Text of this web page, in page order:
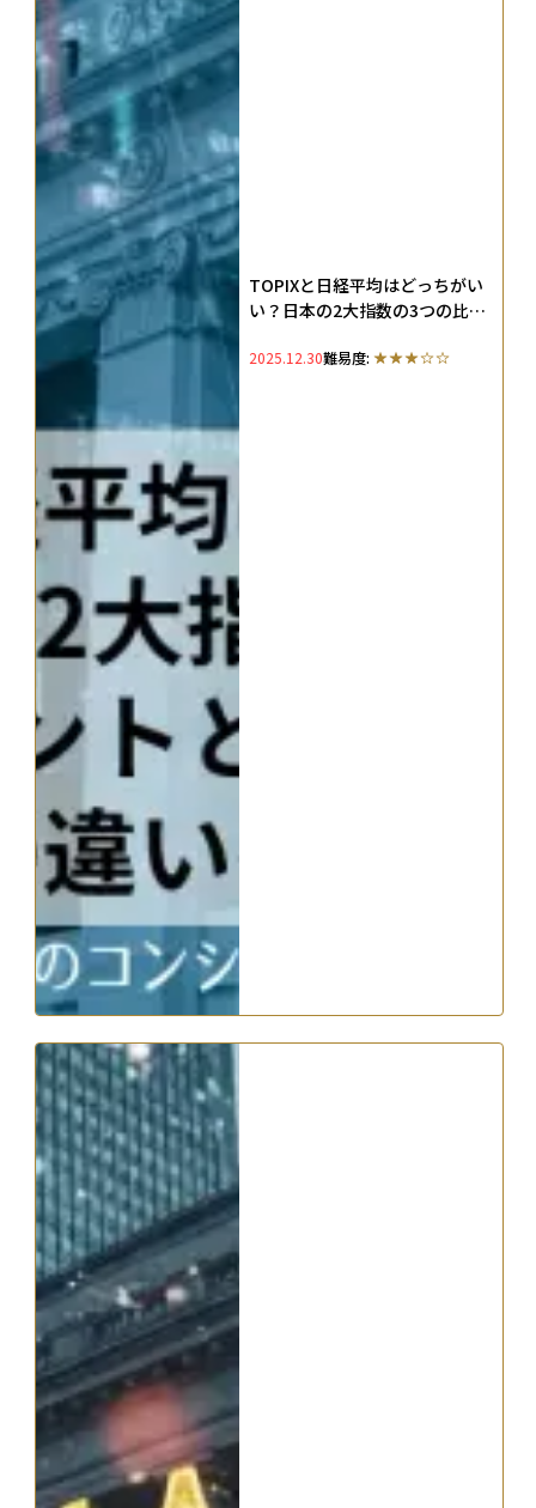
TOPIXと日経平均はどっちがい
い？日本の2大指数の3つの比較
違いを徹底解説
2025.12.30難易度: